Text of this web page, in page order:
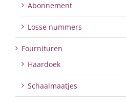
Abonnement
Losse nummers
Fournituren
Haardoek
Schaalmaatjes